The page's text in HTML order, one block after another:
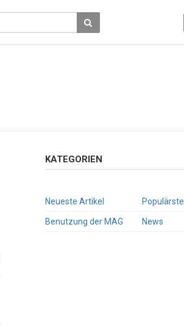
KATEGORIEN
Neueste Artikel Populärste
Benutzung der MAG News